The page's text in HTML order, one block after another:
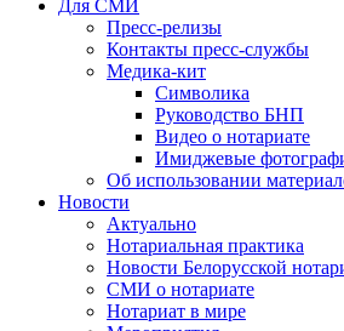
Для СМИ
Пресс-релизы
Контакты пресс-службы
Медика-кит
Символика
Руководство БНП
Видео о нотариате
Имиджевые
Об использовании
Новости
Актуально
Нотариальная практика
Новости Белорусской
СМИ о нотариате
Нотариат в мире